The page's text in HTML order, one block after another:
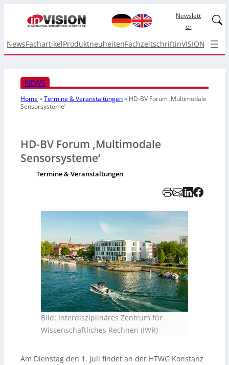
Newslett
er
NewsFachartikelProduktneuheitenFachzeitschriftinVISION Top
NEWS
Home»Termine & Veranstaltungen» HD-BV Forum ‚Multimodale
Sensorsysteme‘
HD-BV Forum ‚Multimodale
Sensorsysteme‘
Termine & Veranstaltungen
Bild: Interdisziplinäres Zentrum für
Wissenschaftliches Rechnen (IWR)
Am Dienstag den 1. Juli findet an der HTWG Konstanz